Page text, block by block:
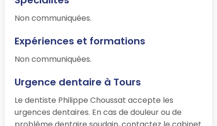
Non communiquées.
Expériences et formations
Non communiquées.
Urgence dentaire à Tours
Le dentiste Philippe Choussat accepte les
urgences dentaires. En cas de douleur ou de